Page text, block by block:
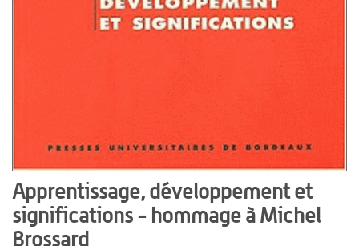
Apprentissage, développement et
significations - hommage à Michel
Brossard